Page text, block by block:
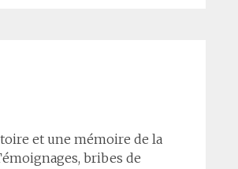
et une mémoire de la
bribes de